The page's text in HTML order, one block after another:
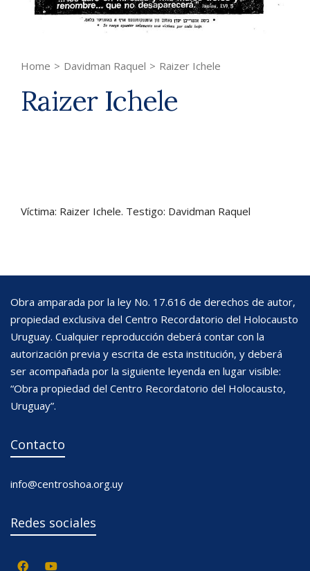
Home > Davidman Raquel > Raizer Ichele
Raizer Ichele
Víctima: Raizer Ichele. Testigo: Davidman Raquel
Obra amparada por la ley No. 17.616 de derechos de autor,
propiedad exclusiva del Centro Recordatorio del Holocausto
Uruguay. Cualquier reproducción deberá contar con la
autorización previa y escrita de esta institución, y deberá
ser acompañada por la siguiente leyenda en lugar visible:
“Obra propiedad del Centro Recordatorio del Holocausto,
Uruguay”.
Contacto
info@centroshoa.org.uy
Redes sociales